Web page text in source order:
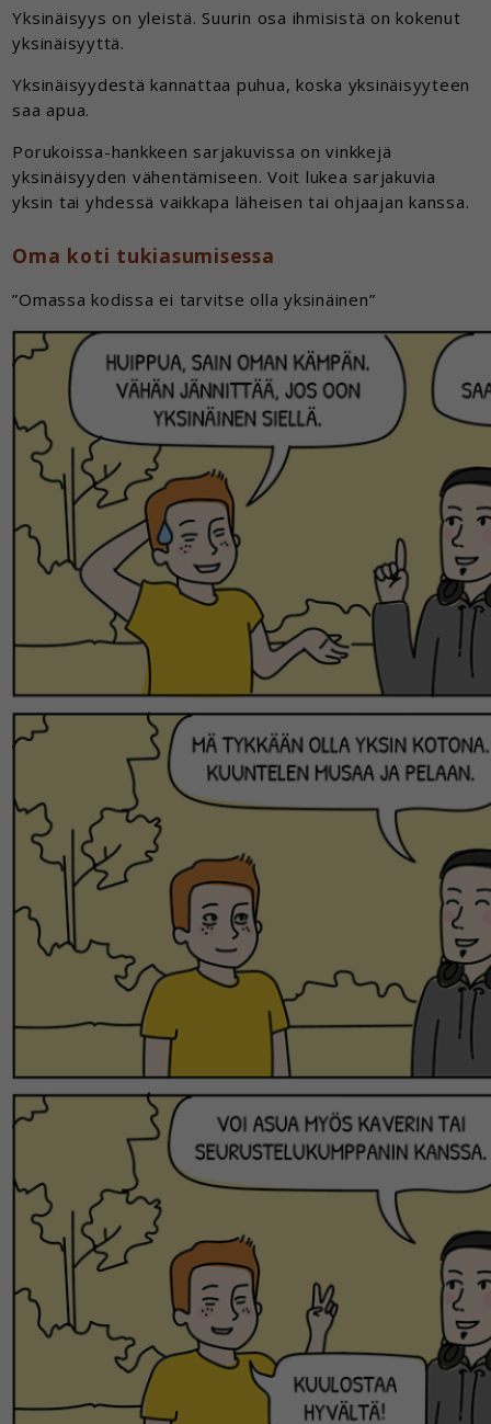
Yksinäisyys on yleistä. Suurin osa ihmisistä on kokenut
yksinäisyyttä.
Yksinäisyydestä kannattaa puhua, koska yksinäisyyteen
saa apua.
Porukoissa-hankkeen sarjakuvissa on vinkkejä
yksinäisyyden vähentämiseen. Voit lukea sarjakuvia
yksin tai yhdessä vaikkapa läheisen tai ohjaajan kanssa.
Oma koti tukiasumisessa
”Omassa kodissa ei tarvitse olla yksinäinen”